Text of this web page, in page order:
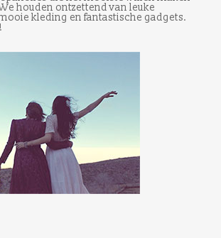
houden ontzettend van leuke
kleding en fantastische gadgets.